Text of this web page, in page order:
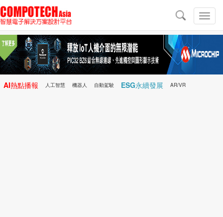
切
換
導
航
AI熱點播報 人工智慧 機器人 自動駕駛 ESG永續發展 AR/VR